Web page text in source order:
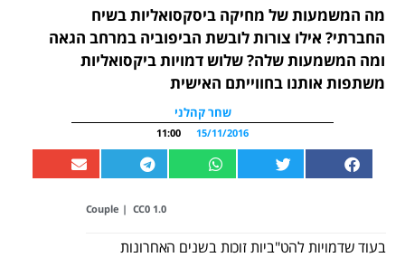
מה המשמעות של מחיקה ביסקסואליות בשיח
החברתי? אילו צורות לובשת הביפוביה במרחב הגאה
ומה המשמעות שלה? שלוש דמויות ביקסואליות
משתפות אותנו בחווייתם האישית
שחר קהלני
15/11/2016
11:00
Couple | CC0 1.0
בעוד שדמויות להט"ביות זוכות בשנים האחרונות